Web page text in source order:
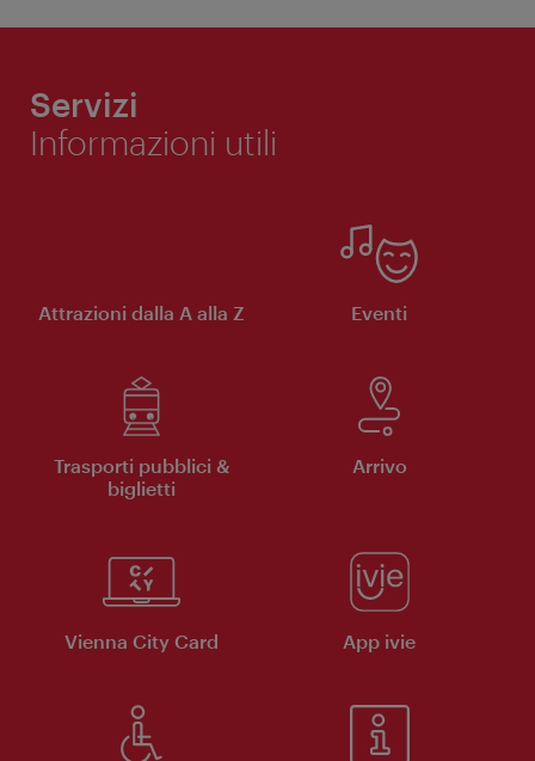
Servizi
Informazioni utili
Attrazioni dalla A alla Z Eventi
Trasporti pubblici &
biglietti
Arrivo
Vienna City Card App ivie